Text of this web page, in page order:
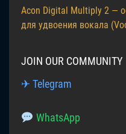
Acon Digital Multiply 2 —
для удвоения вокала
JOIN OUR COMMUNITY
✈ Telegram
WhatsApp